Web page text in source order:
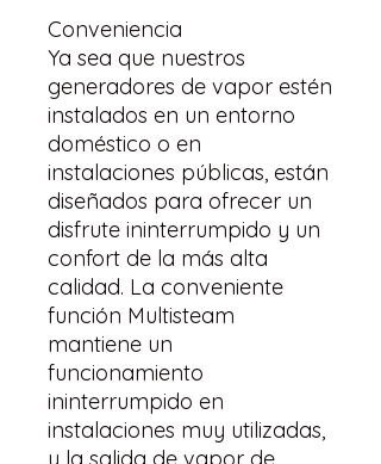
Conveniencia
Ya sea que nuestros
generadores de vapor estén
instalados en un entorno
doméstico o en
instalaciones públicas, están
diseñados para ofrecer un
disfrute ininterrumpido y un
confort de la más alta
calidad. La conveniente
función Multisteam
mantiene un
funcionamiento
ininterrumpido en
instalaciones muy utilizadas,
y la salida de vapor de